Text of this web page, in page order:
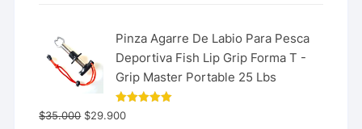
Pinza Agarre De Labio Para Pesca
Deportiva Fish Lip Grip Forma T -
Grip Master Portable 25 Lbs
Valorado
con
$35.000 $29.900